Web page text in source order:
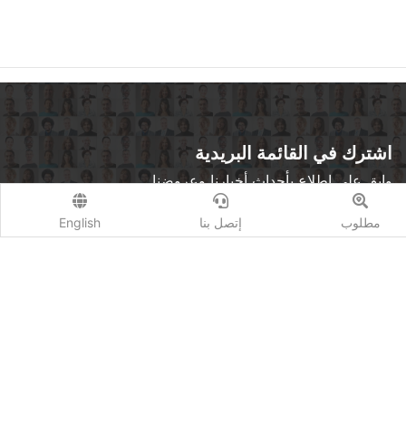
اشترك في القائمة البريدية
وابق على اطلاع بأحداث أخبارنا وعروضنا
مطلوب إتصل بنا English